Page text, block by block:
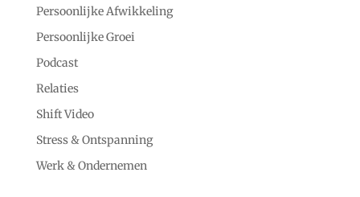
Persoonlijke Afwikkeling
Persoonlijke Groei
Podcast
Relaties
Shift Video
Stress & Ontspanning
Werk & Ondernemen